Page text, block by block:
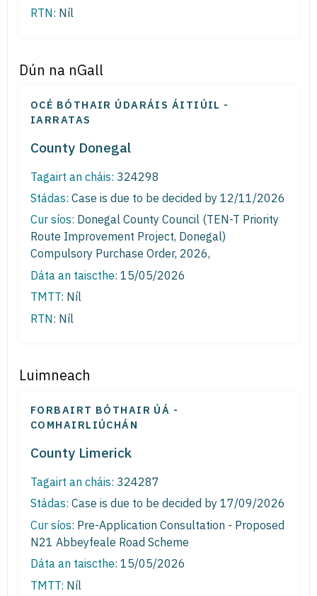
RTN: Níl
Dún na nGall
OCÉ BÓTHAIR ÚDARÁIS ÁITIÚIL -
IARRATAS
County Donegal
Tagairt an cháis: 324298
Stádas: Case is due to be decided by 12/11/2026
Cur síos: Donegal County Council (TEN-T Priority
Route Improvement Project, Donegal)
Compulsory Purchase Order, 2026,
Dáta an taiscthe: 15/05/2026
TMTT: Níl
RTN: Níl
Luimneach
FORBAIRT BÓTHAIR ÚÁ -
COMHAIRLIÚCHÁN
County Limerick
Tagairt an cháis: 324287
Stádas: Case is due to be decided by 17/09/2026
Cur síos: Pre-Application Consultation - Proposed
N21 Abbeyfeale Road Scheme
Dáta an taiscthe: 15/05/2026
TMTT: Níl